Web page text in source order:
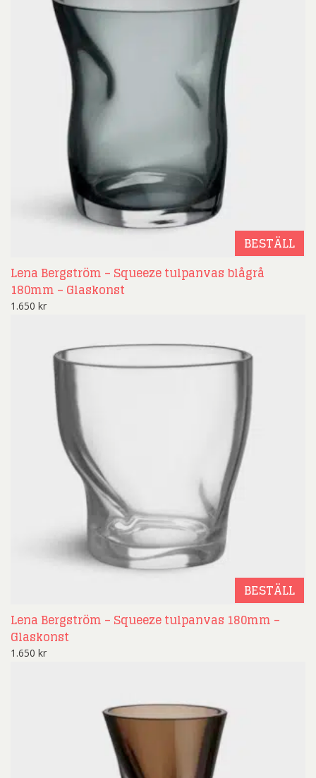
BESTÄLL
Lena Bergström – Squeeze tulpanvas blågrå
180mm – Glaskonst
1.650 kr
BESTÄLL
Lena Bergström – Squeeze tulpanvas 180mm –
Glaskonst
1.650 kr